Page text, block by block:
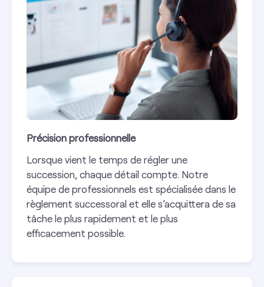
Précision professionnelle
Lorsque vient le temps de régler une
succession, chaque détail compte. Notre
équipe de professionnels est spécialisée dans le
règlement successoral et elle s’acquittera de sa
tâche le plus rapidement et le plus
efficacement possible.